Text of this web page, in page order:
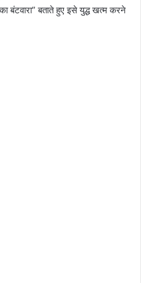
बंटवारा” बताते हुए इसे युद्ध खत्म करने